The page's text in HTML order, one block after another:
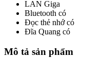
LAN Giga
Bluetooth có
Đọc thẻ nhớ có
Đĩa Quang có
Mô tả sản phẩm